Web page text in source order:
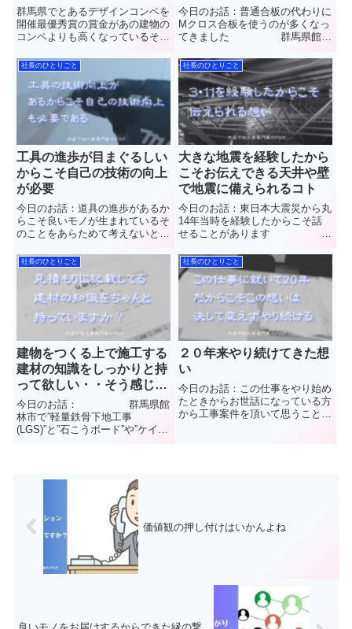
群馬県でとあるデザインコンペを
開催最優秀賞の賞金があの建物の
コンペよりも高くなっているそう
しなくてもって思うんだけどいい
加減デフレマインドをなくしたい
私です群馬県館林市で”軽量鉄骨
下地工事(LGS)”と”石こう...
今日のお話：普通合板の代わりに
Mクロス合板を使うのが多くなっ
てきました 群馬県館林
(LGS)”と”石こうボード”や”ケイカ
ル板”など【天井や壁】の内装工
事を施工しています(株)中島内装
の中島と申します普段見るこ...
社長のひとりごと
工具の進歩が目まぐるしい
からこそ自己の技術の向上
が必要
今日のお話：道具の進歩があるか
らこそ良いモノが生まれているそ
のことをあらためて考えないとい
市で”軽量鉄骨下地工事
(LGS)”と”石こうボード”や”ケイカ
ル板”など【天井や壁】の内装工
事を施工しています(株)中島...
社長のひとりごと
大きな地震を経験したから
こそお伝えできる天井や壁
で地震に備えられるコト
今日のお話：東日本大震災から丸
14年当時を経験したからこそ話
せることがあります 群
(LGS)”と”石こうボード”や”ケイカ
ル板”など【天井や壁】の内装工
事を施工しています(株)中島内装
の中島と申します普...
社長のひとりごと
建物をつくる上で施工する
建材の知識をしっかりと持
って欲しい・・そう感じた
出来事
今日のお話： 群馬県館
林市で”軽量鉄骨下地工事
(LGS)”と”石こうボード”や”ケイカ
できない天井や壁のウラ側や建設
業界のことなど工事をして...
社長のひとりごと
２０年来やり続けてきた想
い
今日のお話：この仕事をやり始め
たときからお世話になっている方
から工事案件を頂いて思うこと
価値観の押し付けはいかんよね